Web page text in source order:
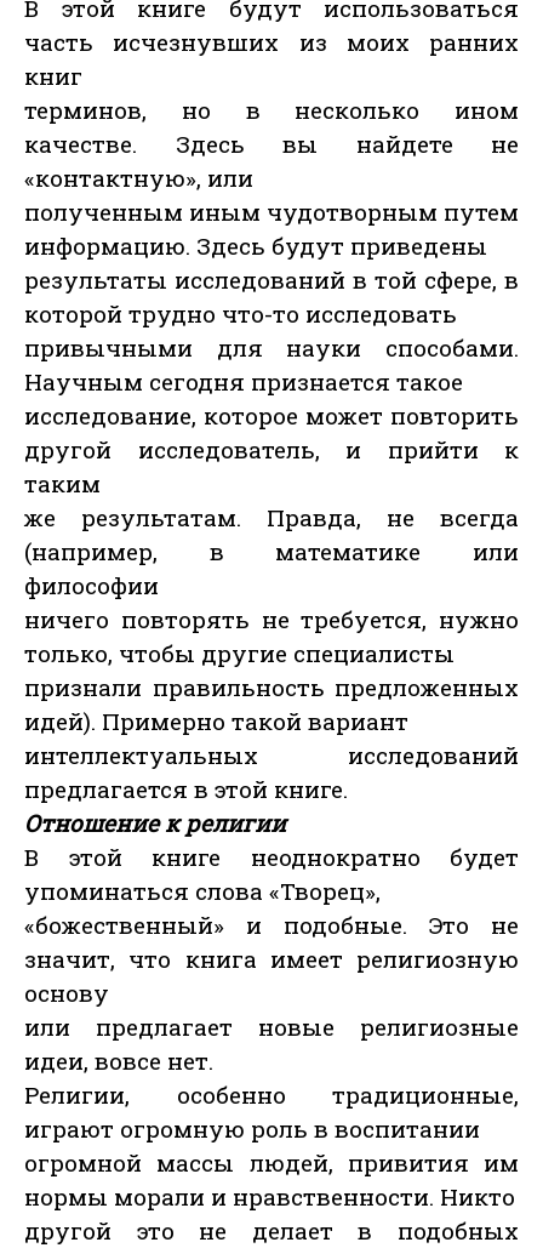
В этой книге будут использоваться
часть исчезнувших из моих ранних
книг
терминов, но в несколько ином
качестве. Здесь вы найдете не
«контактную», или
полученным иным чудотворным путем
информацию. Здесь будут приведены
результаты исследований в той сфере, в
которой трудно что-то исследовать
привычными для науки способами.
Научным сегодня признается такое
исследование, которое может повторить
другой исследователь, и прийти к
таким
же результатам. Правда, не всегда
(например, в математике или
философии
ничего повторять не требуется, нужно
только, чтобы другие специалисты
признали правильность предложенных
идей). Примерно такой вариант
интеллектуальных исследований
предлагается в этой книге.
Отношение к религии
В этой книге неоднократно будет
упоминаться слова «Творец»,
«божественный» и подобные. Это не
значит, что книга имеет религиозную
основу
или предлагает новые религиозные
идеи, вовсе нет.
Религии, особенно традиционные,
играют огромную роль в воспитании
огромной массы людей, привития им
нормы морали и нравственности. Никто
другой это не делает в подобных